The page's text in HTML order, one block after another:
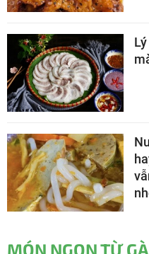
MÓN NGON TỪ GÀ